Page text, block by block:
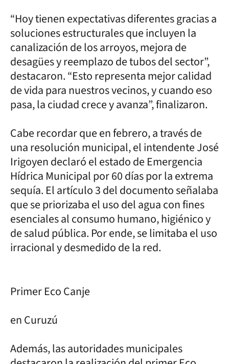
“Hoy tienen expectativas diferentes gracias a
soluciones estructurales que incluyen la
canalización de los arroyos, mejora de
desagües y reemplazo de tubos del sector”,
destacaron. “Esto representa mejor calidad
de vida para nuestros vecinos, y cuando eso
pasa, la ciudad crece y avanza”, finalizaron.
Cabe recordar que en febrero, a través de
una resolución municipal, el intendente José
Irigoyen declaró el estado de Emergencia
Hídrica Municipal por 60 días por la extrema
sequía. El artículo 3 del documento señalaba
que se priorizaba el uso del agua con fines
esenciales al consumo humano, higiénico y
de salud pública. Por ende, se limitaba el uso
irracional y desmedido de la red.
Primer Eco Canje
en Curuzú
Además, las autoridades municipales